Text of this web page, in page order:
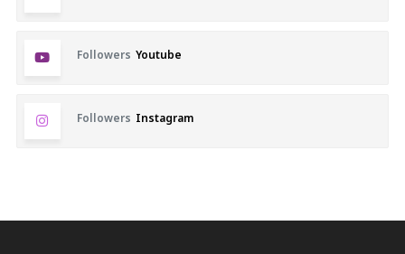
Followers Youtube
Followers Instagram